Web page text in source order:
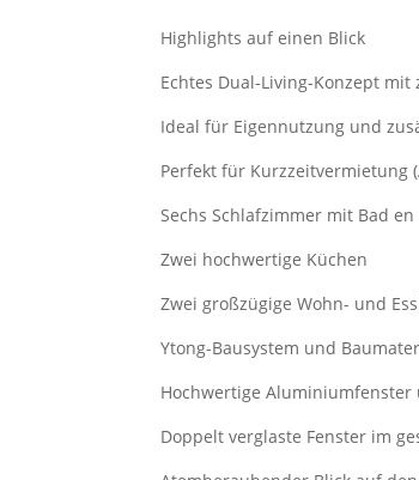
Highlights auf einen Blick
Echtes Dual-Living-Konzept
Ideal für Eigennutzung und
Perfekt für Kurzzeitvermietung
Sechs Schlafzimmer mit Bad
Zwei hochwertige Küchen
Zwei großzügige Wohn- und
Ytong-Bausystem und
Hochwertige
Doppelt verglaste Fenster im